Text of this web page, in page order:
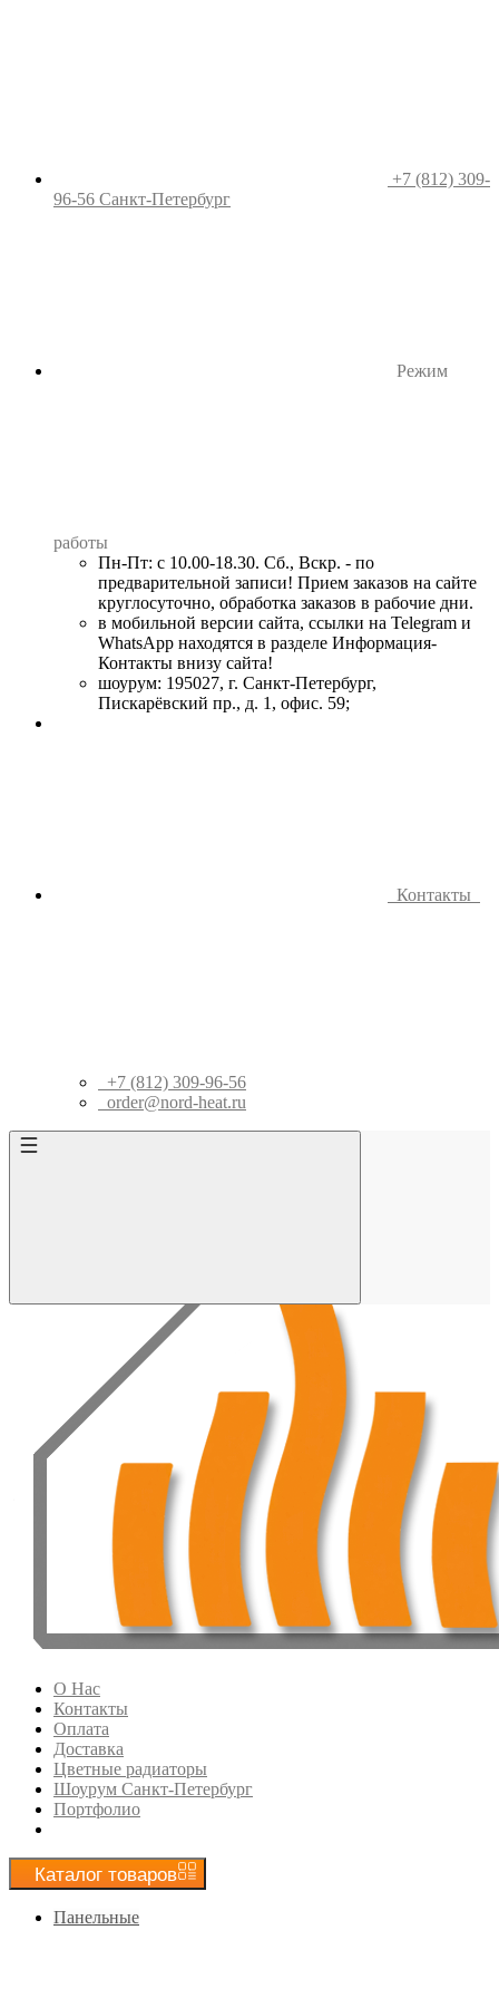
+7 (812) 309-
96-56 Санкт-Петербург
Режим
работы
Пн-Пт: с 10.00-18.30. Сб., Вскр. - по
предварительной записи! Прием заказов на сайте
круглосуточно, обработка заказов в рабочие дни.
в мобильной версии сайта, ссылки на Telegram и
WhatsApp находятся в разделе Информация-
Контакты внизу сайта!
шоурум: 195027, г. Санкт-Петербург,
Пискарёвский пр., д. 1, офис. 59;
Контакты
+7 (812) 309-96-56
order@nord-heat.ru
О Нас
Контакты
Оплата
Доставка
Цветные радиаторы
Шоурум Санкт-Петербург
Портфолио
Каталог товаров
Панельные